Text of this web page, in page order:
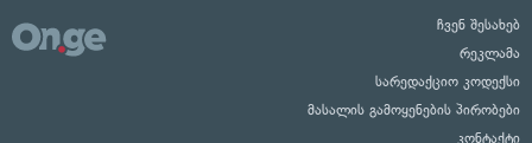
ჩვენ შესახებ
რეკლამა
სარედაქციო კოდექსი
მასალის გამოყენების პირობები
კონტაქტი